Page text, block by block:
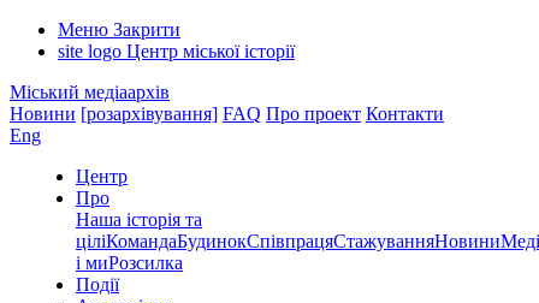
Меню Закрити
site logo Центр міської історії
Міський медіаархів
Новини [розархівування] FAQ Про проект Контакти
Eng
Центр
Про
Наша історія та
ціліКомандаБудинокСпівпрацяСтажуванняНовини
і миРозсилка
Події